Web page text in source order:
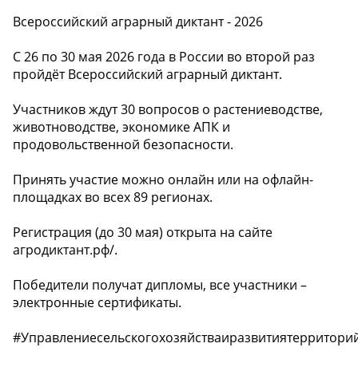
Всероссийский аграрный диктант - 2026
️С 26 по 30 мая 2026 года в России во второй раз
пройдёт Всероссийский аграрный диктант.
Участников ждут 30 вопросов о растениеводстве,
животноводстве, экономике АПК и
продовольственной безопасности.
Принять участие можно онлайн или на офлайн-
площадках во всех 89 регионах.
Регистрация (до 30 мая) открыта на сайте
агродиктант.рф/.
Победители получат дипломы, все участники –
электронные сертификаты.